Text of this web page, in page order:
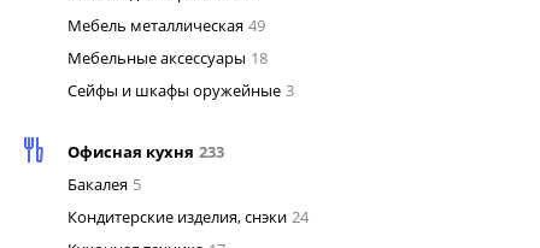
Мебель металлическая 49
Мебельные аксессуары 18
Сейфы и шкафы оружейные 3
Офисная кухня 233
Бакалея 5
Кондитерские изделия, снэки 24